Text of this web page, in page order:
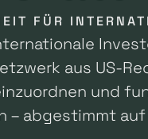
FÜR
aus US-
und
– abgestimmt